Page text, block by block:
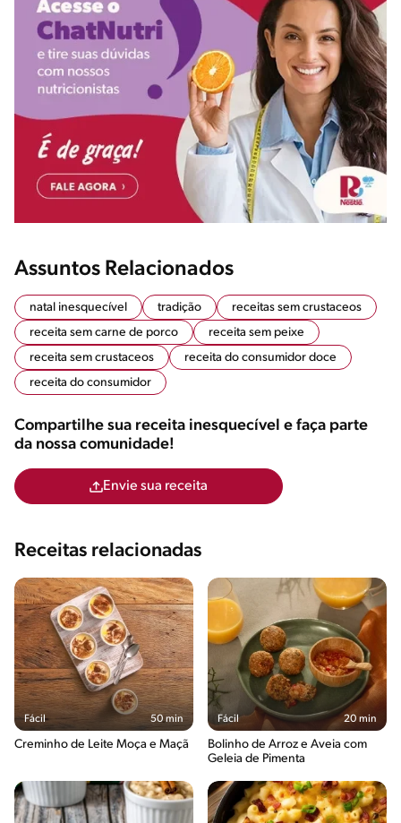
Assuntos Relacionados
natal inesquecível tradição
receitas sem crustaceos
receita sem carne de porco
receita sem peixe
receita sem crustaceos
receita do consumidor doce
receita do consumidor
Compartilhe sua receita inesquecível e faça parte
da nossa comunidade!
Envie sua receita
Receitas relacionadas
Fácil 50 min
Creminho de Leite Moça e Maçã
Fácil 20 min
Bolinho de Arroz e Aveia com
Geleia de Pimenta